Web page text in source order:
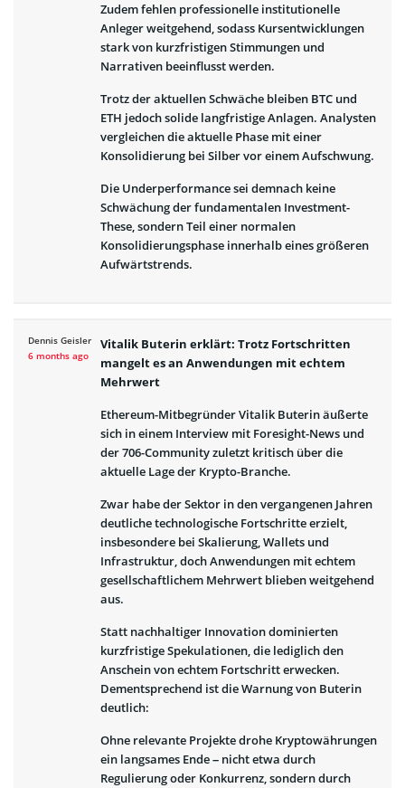
Zudem fehlen professionelle institutionelle
Anleger weitgehend, sodass Kursentwicklungen
stark von kurzfristigen Stimmungen und
Narrativen beeinflusst werden.
Trotz der aktuellen Schwäche bleiben BTC und
ETH jedoch solide langfristige Anlagen. Analysten
vergleichen die aktuelle Phase mit einer
Konsolidierung bei Silber vor einem Aufschwung.
Die Underperformance sei demnach keine
Schwächung der fundamentalen Investment-
These, sondern Teil einer normalen
Konsolidierungsphase innerhalb eines größeren
Aufwärtstrends.
Dennis Geisler
6 months ago
Vitalik Buterin erklärt: Trotz Fortschritten
mangelt es an Anwendungen mit echtem
Mehrwert
Ethereum-Mitbegründer Vitalik Buterin äußerte
sich in einem Interview mit Foresight-News und
der 706-Community zuletzt kritisch über die
aktuelle Lage der Krypto-Branche.
Zwar habe der Sektor in den vergangenen Jahren
deutliche technologische Fortschritte erzielt,
insbesondere bei Skalierung, Wallets und
Infrastruktur, doch Anwendungen mit echtem
gesellschaftlichem Mehrwert blieben weitgehend
aus.
Statt nachhaltiger Innovation dominierten
kurzfristige Spekulationen, die lediglich den
Anschein von echtem Fortschritt erwecken.
Dementsprechend ist die Warnung von Buterin
deutlich:
Ohne relevante Projekte drohe Kryptowährungen
ein langsames Ende – nicht etwa durch
Regulierung oder Konkurrenz, sondern durch